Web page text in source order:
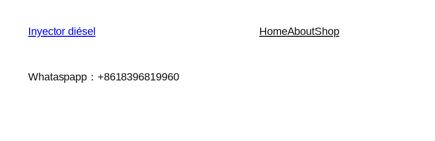
Inyector diésel HomeAboutShop
Whataspapp：+8618396819960